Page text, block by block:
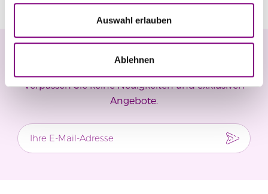
Auswahl erlauben
Ablehnen
Newsletter
Verpassen Sie keine Neuigkeiten und exklusiven
Angebote.